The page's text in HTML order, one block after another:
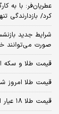
عطریان‌فر: با به
کرد/ بازدارندگی
شرایط جدید
صورت می‌توانند
قیمت طلا و سکه امروز شنبه ۱۷ مرداد
قیمت طلا امروز شنبه ۱۷ مرداد ۱۴۰۵/افزایش
قیمت طلا ۱۸ عیار امروز شنبه ۱۷ مرداد ۱۴۰۵/افزایش قیمت طلا